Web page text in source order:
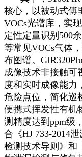
核心，以被动式傅
VOCs光谱库，实
定性定量识别500
等常见VOCs气体
布图谱。
成像技术非接触可
度和实时成像能力
危险点位，简化巡
便携式挥发性有机
测精度达到ppm级
合《HJ 733-2014
检测技术导则》和